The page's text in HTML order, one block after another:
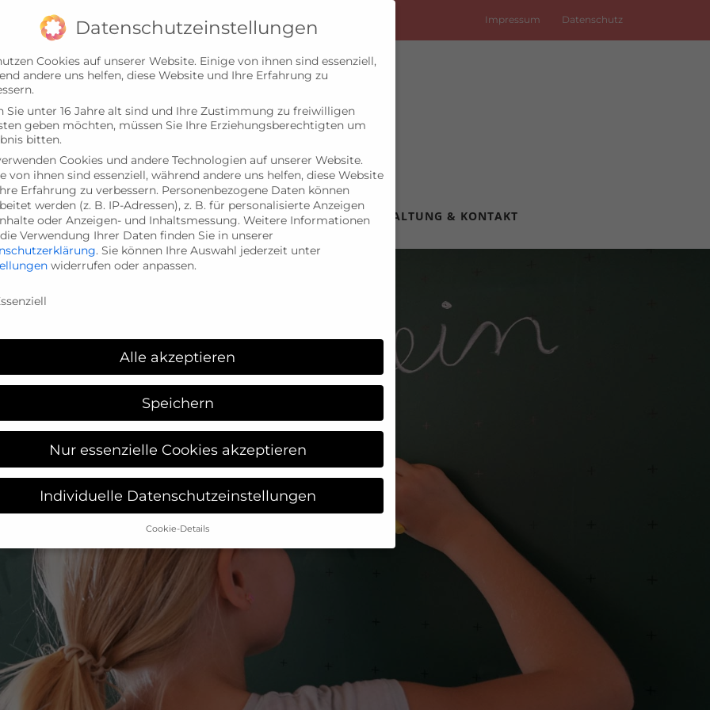
Impressum Datenschutz
BETREUUNG ELTERN NEUIGKEITEN VERWALTUNG & KONTAKT
Datenschutzeinstellungen
Cookies auf unserer Website. Einige von ihnen sind essenziell,
andere uns helfen, diese Website und Ihre Erfahrung zu
Sie unter 16 Jahre alt sind und Ihre Zustimmung zu freiwilligen
geben möchten, müssen Sie Ihre Erziehungsberechtigten um
bitten.
Cookies und andere Technologien auf unserer Website.
von ihnen sind essenziell, während andere uns helfen, diese Website
Erfahrung zu verbessern. Personenbezogene Daten können
werden (z. B. IP-Adressen), z. B. für personalisierte Anzeigen
oder Anzeigen- und Inhaltsmessung. Weitere Informationen
Verwendung Ihrer Daten finden Sie in unserer
. Sie können Ihre Auswahl jederzeit unter
widerrufen oder anpassen.
Alle akzeptieren
Speichern
Nur essenzielle Cookies akzeptieren
Individuelle Datenschutzeinstellungen
Cookie-Details
Datenschutzeinstellungen
Sie unter 16 Jahre alt sind und Ihre Zustimmung zu freiwilligen
geben möchten, müssen Sie Ihre Erziehungsberechtigten um
bitten.
Cookies und andere Technologien auf unserer Website.
von ihnen sind essenziell, während andere uns helfen, diese Website
Erfahrung zu verbessern.
werden (z. B. IP-Adressen), z. B. für personalisierte Anzeigen
oder Anzeigen- und Inhaltsmessung.
Weitere Informationen